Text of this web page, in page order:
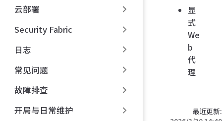
云部署
Security Fabric
日志
常见问题
故障排查
开局与日常维护
显
式
We
b
代
理
最近更新: